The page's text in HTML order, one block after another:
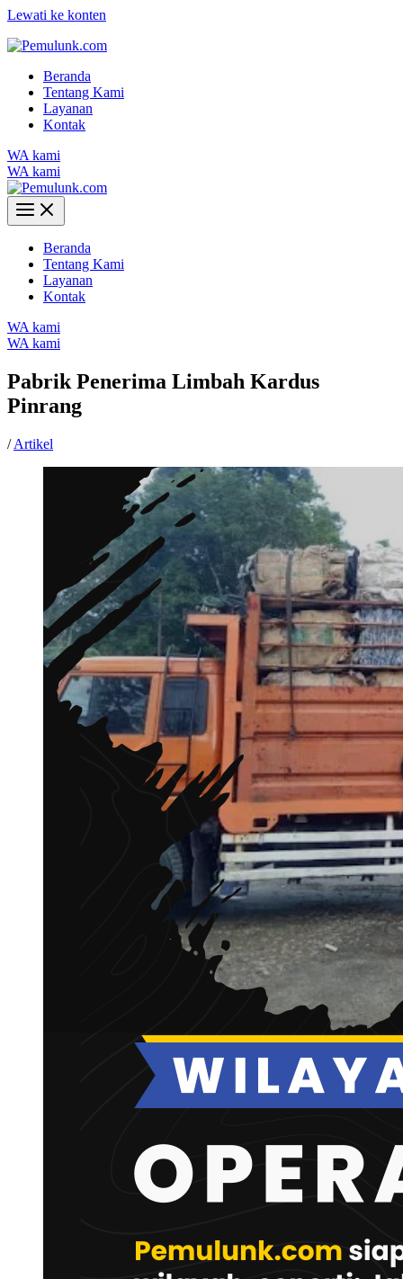
Lewati ke konten
Beranda
Tentang Kami
Layanan
Kontak
WA kami
WA kami
Beranda
Tentang Kami
Layanan
Kontak
WA kami
WA kami
Pabrik Penerima Limbah Kardus
Pinrang
/Artikel